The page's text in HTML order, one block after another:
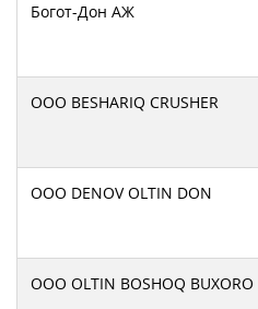
Богот-Дон АЖ
ООО BESHARIQ CRUSHER
ООО DENOV OLTIN DON
ООО OLTIN BOSHOQ BUXORO